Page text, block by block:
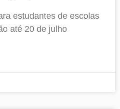
estudantes de escolas
até 20 de julho